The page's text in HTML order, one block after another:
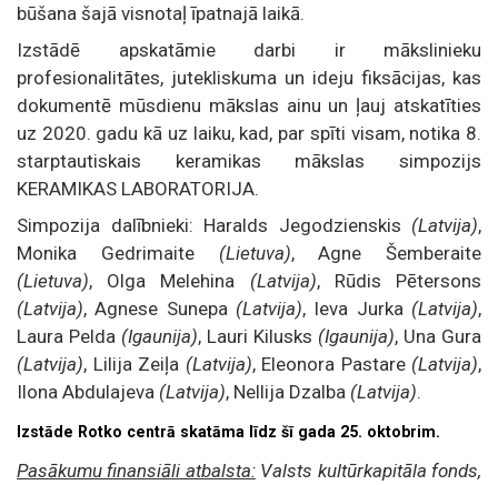
būšana šajā visnotaļ īpatnajā laikā.
Izstādē apskatāmie darbi ir mākslinieku
profesionalitātes, jutekliskuma un ideju fiksācijas, kas
dokumentē mūsdienu mākslas ainu un ļauj atskatīties
uz 2020. gadu kā uz laiku, kad, par spīti visam, notika 8.
starptautiskais keramikas mākslas simpozijs
KERAMIKAS LABORATORIJA.
Simpozija dalībnieki: Haralds Jegodzienskis (Latvija),
Monika Gedrimaite (Lietuva), Agne Šemberaite
(Lietuva), Olga Melehina (Latvija), Rūdis Pētersons
(Latvija), Agnese Sunepa (Latvija), Ieva Jurka (Latvija),
Laura Pelda (Igaunija), Lauri Kilusks (Igaunija), Una Gura
(Latvija), Lilija Zeiļa (Latvija), Eleonora Pastare (Latvija),
Ilona Abdulajeva (Latvija), Nellija Dzalba (Latvija).
Izstāde Rotko centrā skatāma līdz šī gada 25. oktobrim.
Pasākumu finansiāli atbalsta:Valsts kultūrkapitāla fonds,